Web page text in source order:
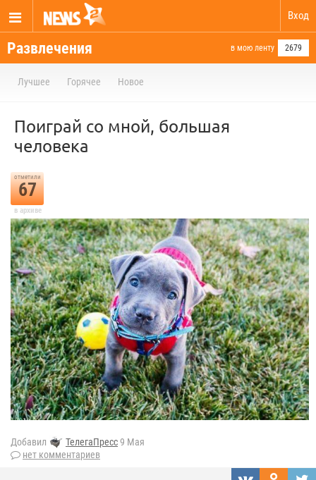
Вход
Развлечения в мою ленту 2679
Лучшее Горячее Новое
Поиграй со мной, большая
человека
отметили
67
в архиве
Добавил ТелегаПресс9 Мая
нет комментариев